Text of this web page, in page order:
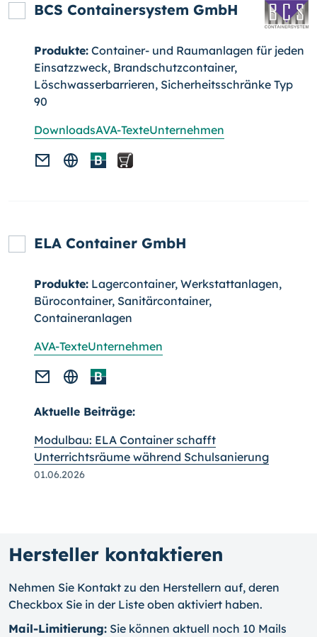
BCS Containersystem GmbH
Produkte: Container- und Raumanlagen für jeden
Einsatzzweck, Brandschutzcontainer,
Löschwasserbarrieren, Sicherheitsschränke Typ
90
DownloadsAVA-TexteUnternehmen
ELA Container GmbH
Produkte: Lagercontainer, Werkstattanlagen,
Bürocontainer, Sanitärcontainer,
Containeranlagen
AVA-TexteUnternehmen
Aktuelle Beiträge:
Modulbau: ELA Container schafft
Unterrichtsräume während Schulsanierung
01.06.2026
Hersteller kontaktieren
Nehmen Sie Kontakt zu den Herstellern auf, deren
Checkbox Sie in der Liste oben aktiviert haben.
Mail-Limitierung: Sie können aktuell noch 10 Mails